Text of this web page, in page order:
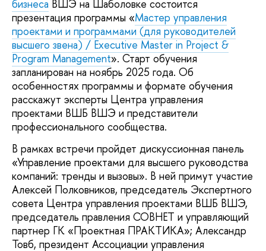
бизнеса ВШЭ на Шаболовке состоится
презентация программы «Мастер управления
проектами и программами (для руководителей
высшего звена) / Executive Master in Project &
Program Management». Старт обучения
запланирован на ноябрь 2025 года. Об
особенностях программы и формате обучения
расскажут эксперты Центра управления
проектами ВШБ ВШЭ и представители
профессионального сообщества.
В рамках встречи пройдет дискуссионная панель
«Управление проектами для высшего руководства
компаний: тренды и вызовы». В ней примут участие
Алексей Полковников, председатель Экспертного
совета Центра управления проектами ВШБ ВШЭ,
председатель правления СОВНЕТ и управляющий
партнер ГК «Проектная ПРАКТИКА»; Александр
Товб, президент Ассоциации управления